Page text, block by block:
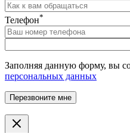
Телефон*
Заполняя данную форму, вы
персональных данных